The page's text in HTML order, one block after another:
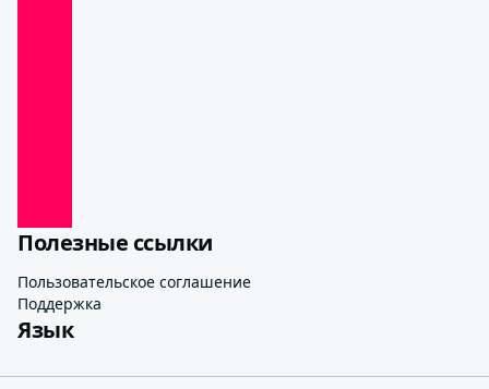
Полезные ссылки
Пользовательское соглашение
Поддержка
Язык